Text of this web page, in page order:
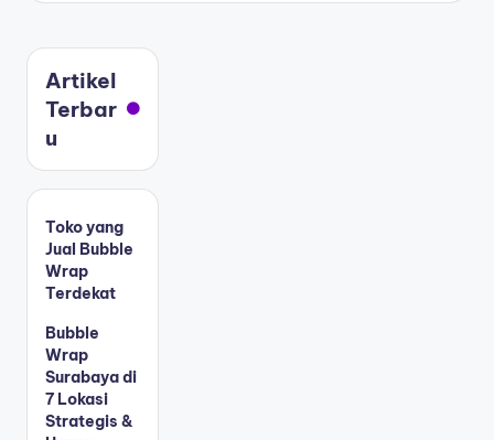
Artikel
Terbar
u
Toko yang
Jual Bubble
Wrap
Terdekat
Bubble
Wrap
Surabaya di
7 Lokasi
Strategis &